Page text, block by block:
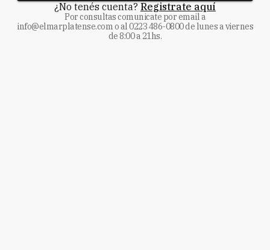
¿No tenés cuenta? Registrate aquí
Por consultas comunicate por email a
info@elmarplatense.como al0223 486-0800de lunes a viernes
de 8:00 a 21hs.